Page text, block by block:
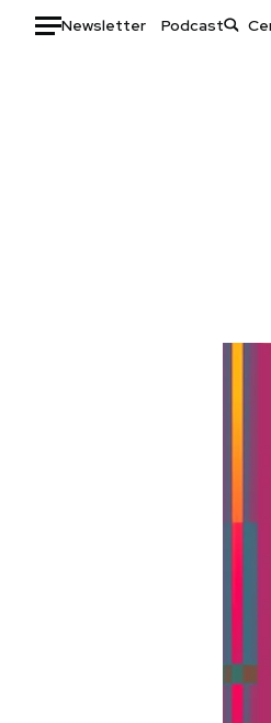
Newsletter Podcast